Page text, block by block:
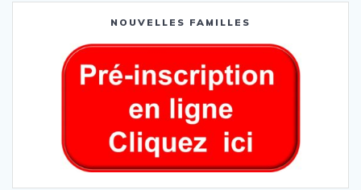
NOUVELLES FAMILLES